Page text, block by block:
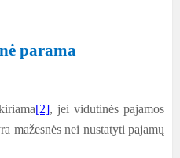
parama
[2], jei vidutinės pajamos
mažesnės nei nustatyti pajamų